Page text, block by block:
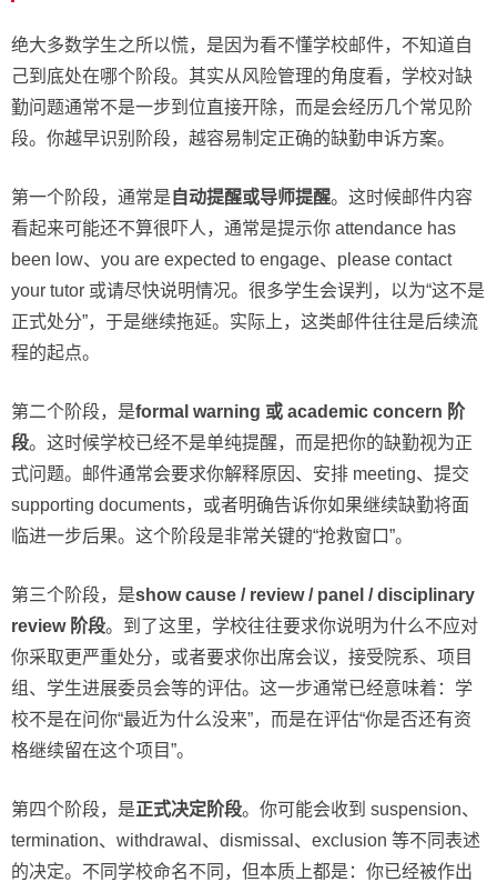
绝大多数学生之所以慌，是因为看不懂学校邮件，不知道自
己到底处在哪个阶段。其实从风险管理的角度看，学校对缺
勤问题通常不是一步到位直接开除，而是会经历几个常见阶
段。你越早识别阶段，越容易制定正确的缺勤申诉方案。
第一个阶段，通常是 自动提醒或导师提醒。这时候邮件内容
看起来可能还不算很吓人，通常是提示你 attendance has
been low、you are expected to engage、please contact
your tutor 或请尽快说明情况。很多学生会误判，以为“这不是
正式处分”，于是继续拖延。实际上，这类邮件往往是后续流
程的起点。
第二个阶段，是formal warning 或 academic concern 阶
段。这时候学校已经不是单纯提醒，而是把你的缺勤视为正
式问题。邮件通常会要求你解释原因、安排 meeting、提交
supporting documents，或者明确告诉你如果继续缺勤将面
临进一步后果。这个阶段是非常关键的“抢救窗口”。
第三个阶段，是show cause / review / panel / disciplinary
review 阶段。到了这里，学校往往要求你说明为什么不应对
你采取更严重处分，或者要求你出席会议，接受院系、项目
组、学生进展委员会等的评估。这一步通常已经意味着：学
校不是在问你“最近为什么没来”，而是在评估“你是否还有资
格继续留在这个项目”。
第四个阶段，是正式决定阶段。你可能会收到 suspension、
termination、withdrawal、dismissal、exclusion 等不同表述
的决定。不同学校命名不同，但本质上都是：你已经被作出